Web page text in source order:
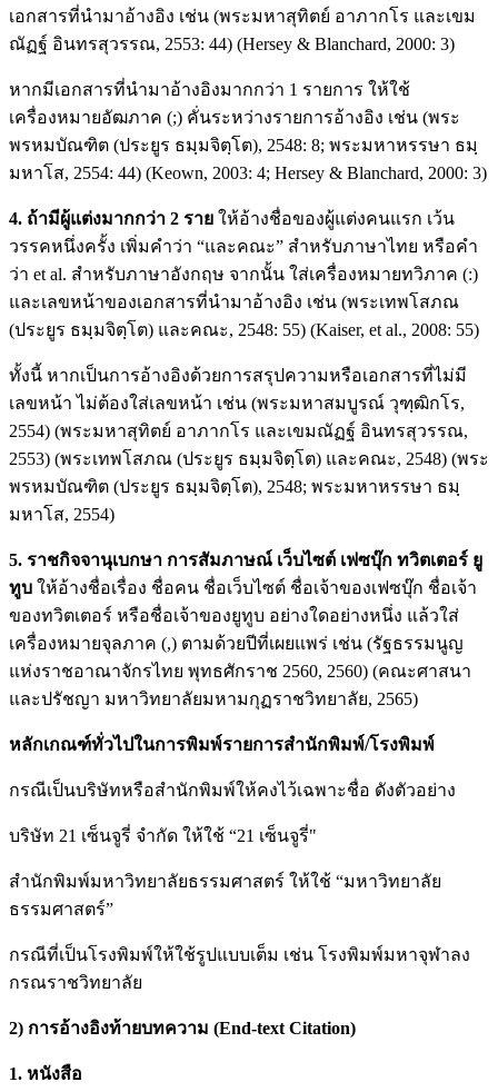
เอกสารที่นำมาอ้างอิง เช่น (พระมหาสุทิตย์ อาภากโร และเขม
ณัฏฐ์ อินทรสุวรรณ, 2553: 44) (Hersey & Blanchard, 2000: 3)
หากมีเอกสารที่นำมาอ้างอิงมากกว่า 1 รายการ ให้ใช้
เครื่องหมายอัฒภาค (;) คั่นระหว่างรายการอ้างอิง เช่น (พระ
พรหมบัณฑิต (ประยูร ธมฺมจิตฺโต), 2548: 8; พระมหาหรรษา ธมฺ
มหาโส, 2554: 44) (Keown, 2003: 4; Hersey & Blanchard, 2000: 3)
4. ถ้ามีผู้แต่งมากกว่า 2 ราย ให้อ้างชื่อของผู้แต่งคนแรก เว้น
วรรคหนึ่งครั้ง เพิ่มคำว่า “และคณะ” สำหรับภาษาไทย หรือคำ
ว่า et al. สำหรับภาษาอังกฤษ จากนั้น ใส่เครื่องหมายทวิภาค (:)
และเลขหน้าของเอกสารที่นำมาอ้างอิง เช่น (พระเทพโสภณ
(ประยูร ธมฺมจิตฺโต) และคณะ, 2548: 55) (Kaiser, et al., 2008: 55)
ทั้งนี้ หากเป็นการอ้างอิงด้วยการสรุปความหรือเอกสารที่ไม่มี
เลขหน้า ไม่ต้องใส่เลขหน้า เช่น (พระมหาสมบูรณ์ วุฑฺฒิกโร,
2554) (พระมหาสุทิตย์ อาภากโร และเขมณัฏฐ์ อินทรสุวรรณ,
2553) (พระเทพโสภณ (ประยูร ธมฺมจิตฺโต) และคณะ, 2548) (พระ
พรหมบัณฑิต (ประยูร ธมฺมจิตฺโต), 2548; พระมหาหรรษา ธมฺ
มหาโส, 2554)
5. ราชกิจจานุเบกษา การสัมภาษณ์ เว็บไซต์ เฟซบุ๊ก ทวิตเตอร์ ยู
ทูบ ให้อ้างชื่อเรื่อง ชื่อคน ชื่อเว็บไซต์ ชื่อเจ้าของเฟซบุ๊ก ชื่อเจ้า
ของทวิตเตอร์ หรือชื่อเจ้าของยูทูบ อย่างใดอย่างหนึ่ง แล้วใส่
เครื่องหมายจุลภาค (,) ตามด้วยปีที่เผยแพร่ เช่น (รัฐธรรมนูญ
แห่งราชอาณาจักรไทย พุทธศักราช 2560, 2560) (คณะศาสนา
และปรัชญา มหาวิทยาลัยมหามกุฏราชวิทยาลัย, 2565)
หลักเกณฑ์ทั่วไปในการพิมพ์รายการสำนักพิมพ์/โรงพิมพ์
กรณีเป็นบริษัทหรือสำนักพิมพ์ให้คงไว้เฉพาะชื่อ ดังตัวอย่าง
บริษัท 21 เซ็นจูรี่ จำกัด ให้ใช้ “21 เซ็นจูรี่"
สำนักพิมพ์มหาวิทยาลัยธรรมศาสตร์ ให้ใช้ “มหาวิทยาลัย
ธรรมศาสตร์”
กรณีที่เป็นโรงพิมพ์ให้ใช้รูปแบบเต็ม เช่น โรงพิมพ์มหาจุฬาลง
กรณราชวิทยาลัย
2) การอ้างอิงท้ายบทความ (End-text Citation)
1. หนังสือ